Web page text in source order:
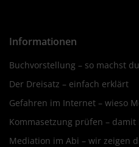
Informationen
Buchvorstellung – so machst
Der Dreisatz – einfach erklärt
Gefahren im Internet – wieso
Kommasetzung prüfen –
Mediation im Abi – wir zeigen